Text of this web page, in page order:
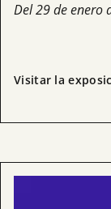
Del 29 de enero
Visitar la